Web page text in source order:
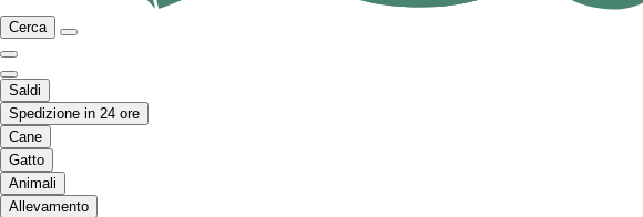
Cerca
Saldi
Spedizione in 24 ore
Cane
Gatto
Animali
Allevamento